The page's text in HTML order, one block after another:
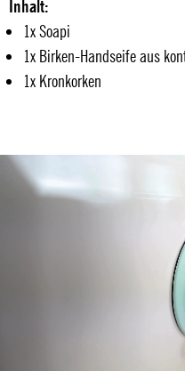
Inhalt:
1x Soapi
1x Birken-Handseife aus
1x Kronkorken